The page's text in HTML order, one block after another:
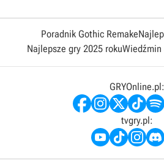
Poradnik Gothic Remake
Najlepsze gry 2025 rokuWiedźmin
GRYOnline.pl:
tvgry.pl: